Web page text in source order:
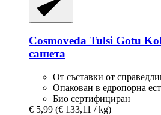
Cosmoveda Tulsi Gotu
сашета
От съставки от
Опакован в едропорна
Био сертифициран
€ 5,99 (€ 133,11 / kg)